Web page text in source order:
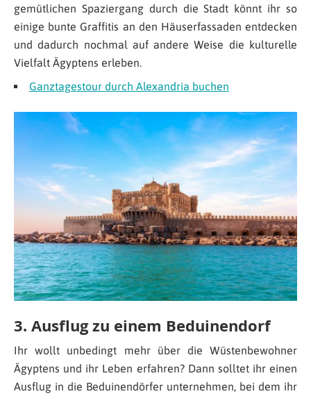
gemütlichen Spaziergang durch die Stadt könnt ihr so
einige bunte Graffitis an den Häuserfassaden entdecken
und dadurch nochmal auf andere Weise die kulturelle
Vielfalt Ägyptens erleben.
Ganztagestour durch Alexandria buchen
3. Ausflug zu einem Beduinendorf
Ihr wollt unbedingt mehr über die Wüstenbewohner
Ägyptens und ihr Leben erfahren? Dann solltet ihr einen
Ausflug in die Beduinendörfer unternehmen, bei dem ihr